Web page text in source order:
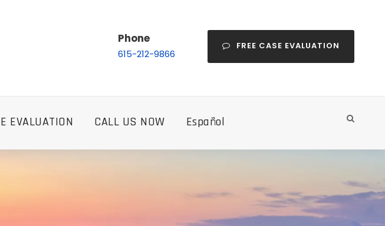
Phone
615-212-9866
FREE CASE EVALUATION
EVALUATION CALL US NOW Español